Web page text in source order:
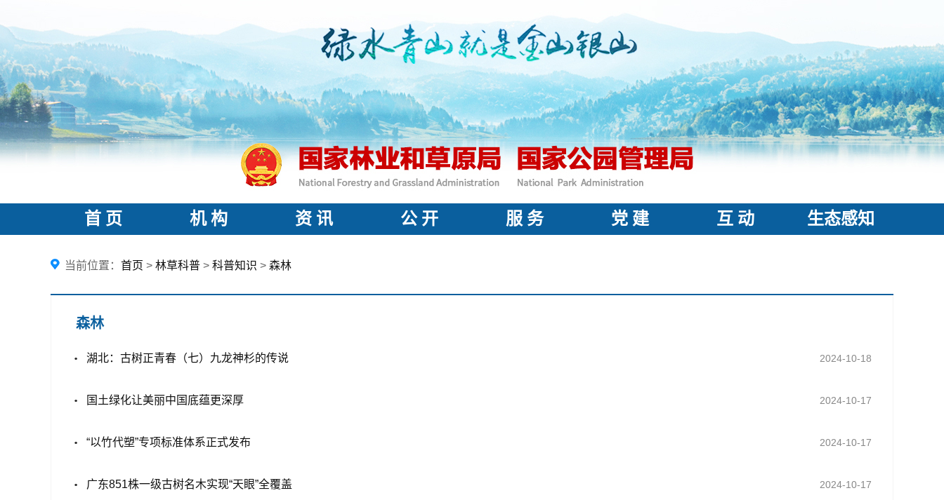
首 页 机 构 资 讯 公 开 服 务 党 建 互 动 生态感知
当前位置： 首页 > 林草科普 > 科普知识 > 森林
森林
2024-10-18
湖北：古树正青春（七）九龙神杉的传说
2024-10-17
国土绿化让美丽中国底蕴更深厚
2024-10-17
“以竹代塑”专项标准体系正式发布
2024-10-17
广东851株一级古树名木实现“天眼”全覆盖